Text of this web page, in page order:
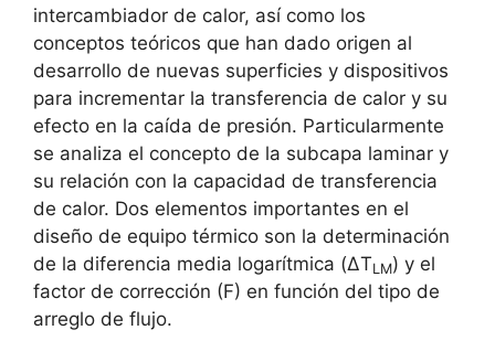
intercambiador de calor, así como los
conceptos teóricos que han dado origen al
desarrollo de nuevas superficies y dispositivos
para incrementar la transferencia de calor y su
efecto en la caída de presión. Particularmente
se analiza el concepto de la subcapa laminar y
su relación con la capacidad de transferencia
de calor. Dos elementos importantes en el
diseño de equipo térmico son la determinación
de la diferencia media logarítmica (ΔTLM) y el
factor de corrección (F) en función del tipo de
arreglo de flujo.